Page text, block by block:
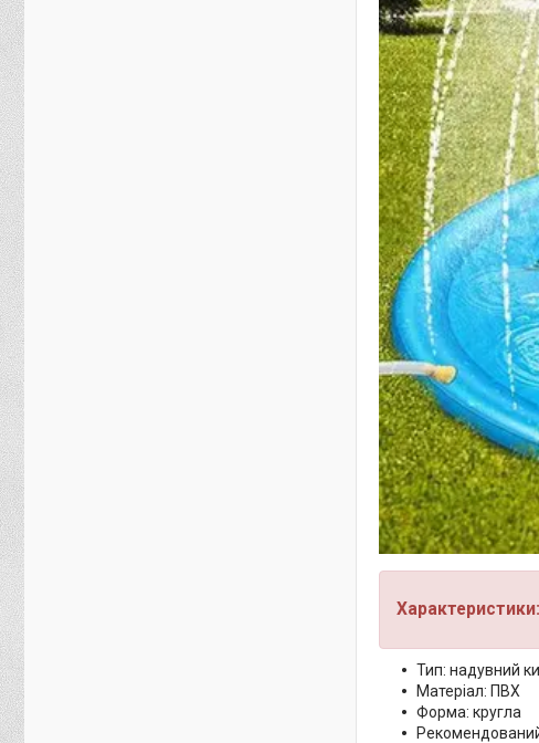
Характеристики:
Тип: надувний
Матеріал: ПВХ
Форма: кругла
Рекомендований